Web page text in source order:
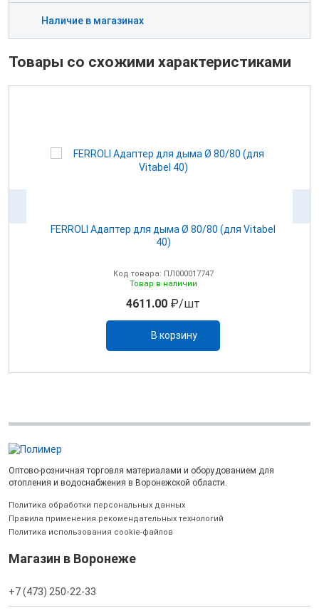
Наличие в магазинах
Товары со схожими характеристиками
FERROLI Адаптер для дыма Ø 80/80 (для Vitabel
40)
Код товара: ПЛ000017747
Товар в наличии
4611.00 ₽/шт
В корзину
Оптово-розничная торговля материалами и оборудованием для
отопления и водоснабжения в Воронежской области.
Политика обработки персональных данных
Правила применения рекомендательных технологий
Политика использования cookie-файлов
Магазин в Воронеже
+7 (473) 250-22-33